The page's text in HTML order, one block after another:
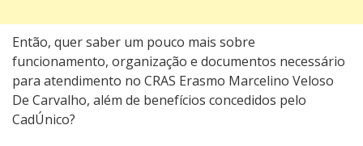
Então, quer saber um pouco mais sobre
funcionamento, organização e documentos necessário
para atendimento no CRAS Erasmo Marcelino Veloso
De Carvalho, além de benefícios concedidos pelo
CadÚnico?